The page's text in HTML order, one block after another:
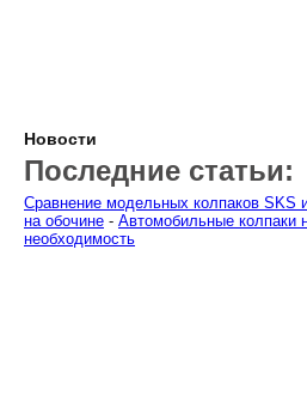
Новости
Последние статьи:
Сравнение модельных колпаков SKS
на обочине - Автомобильные колпаки
необходимость